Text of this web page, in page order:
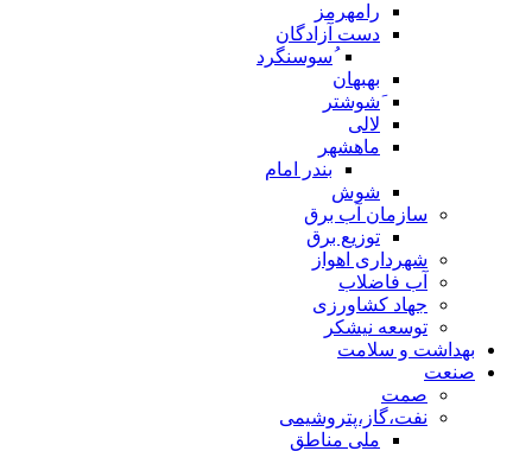
رامهرمز
دست آزادگان
ُسوسنگرد
بهبهان
َشوشتر
لالی
ماهشهر
بندر امام
شوش
سازمان آب برق
توزیع برق
شهرداری اهواز
آب فاضلاب
جهاد کشاورزی
توسعه نیشکر
بهداشت و سلامت
صنعت
صمت
نفت،گاز،پتروشیمی
ملی مناطق